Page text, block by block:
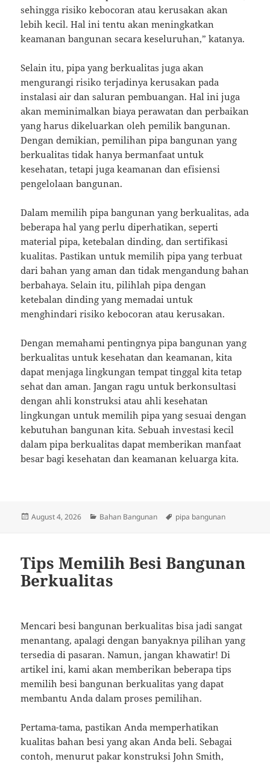
sehingga risiko kebocoran atau kerusakan akan
lebih kecil. Hal ini tentu akan meningkatkan
keamanan bangunan secara keseluruhan,” katanya.
Selain itu, pipa yang berkualitas juga akan
mengurangi risiko terjadinya kerusakan pada
instalasi air dan saluran pembuangan. Hal ini juga
akan meminimalkan biaya perawatan dan perbaikan
yang harus dikeluarkan oleh pemilik bangunan.
Dengan demikian, pemilihan pipa bangunan yang
berkualitas tidak hanya bermanfaat untuk
kesehatan, tetapi juga keamanan dan efisiensi
pengelolaan bangunan.
Dalam memilih pipa bangunan yang berkualitas, ada
beberapa hal yang perlu diperhatikan, seperti
material pipa, ketebalan dinding, dan sertifikasi
kualitas. Pastikan untuk memilih pipa yang terbuat
dari bahan yang aman dan tidak mengandung bahan
berbahaya. Selain itu, pilihlah pipa dengan
ketebalan dinding yang memadai untuk
menghindari risiko kebocoran atau kerusakan.
Dengan memahami pentingnya pipa bangunan yang
berkualitas untuk kesehatan dan keamanan, kita
dapat menjaga lingkungan tempat tinggal kita tetap
sehat dan aman. Jangan ragu untuk berkonsultasi
dengan ahli konstruksi atau ahli kesehatan
lingkungan untuk memilih pipa yang sesuai dengan
kebutuhan bangunan kita. Sebuah investasi kecil
dalam pipa berkualitas dapat memberikan manfaat
besar bagi kesehatan dan keamanan keluarga kita.
Posted
August 4, 2026 Categories
Bahan Bangunan Tags
pipa bangunan
Tips Memilih Besi Bangunan
Berkualitas
Mencari besi bangunan berkualitas bisa jadi sangat
menantang, apalagi dengan banyaknya pilihan yang
tersedia di pasaran. Namun, jangan khawatir! Di
artikel ini, kami akan memberikan beberapa tips
memilih besi bangunan berkualitas yang dapat
membantu Anda dalam proses pemilihan.
Pertama-tama, pastikan Anda memperhatikan
kualitas bahan besi yang akan Anda beli. Sebagai
contoh, menurut pakar konstruksi John Smith,